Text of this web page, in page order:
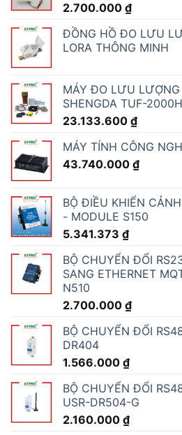
2.700.000 ₫
ĐỒNG HỒ ĐO LƯU
LORA THÔNG MINH
MÁY ĐO LƯU
SHENGDA TUF-2000H
23.133.600 ₫
MÁY TÍNH CÔNG
43.740.000 ₫
BỘ ĐIỀU KHIỂN
- MODULE S150
5.341.373 ₫
BỘ CHUYỂN ĐỔI
SANG ETHERNET
N510
2.700.000 ₫
BỘ CHUYỂN ĐỔI
DR404
1.566.000 ₫
BỘ CHUYỂN ĐỔI
USR-DR504-G
2.160.000 ₫